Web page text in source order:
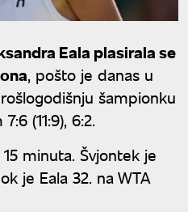
Eala plasirala se
, pošto je danas u
šampionku
(11:9), 6:2.
minuta. Švjontek je
je Eala 32. na WTA